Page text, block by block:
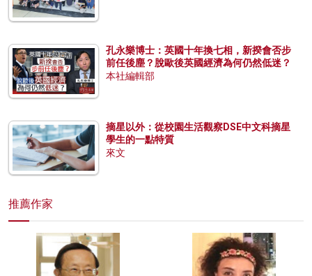
孔永樂博士：英國十年換七相，新揆會否步
前任後塵？脫歐後英國經濟為何仍然低迷？
本社編輯部
摘星以外：從校園生活觀察DSE中文科摘星
學生的一點特質
來文
推薦作家